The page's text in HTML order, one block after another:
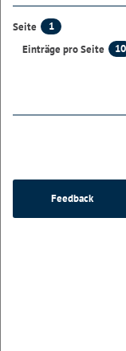
Seite
1
Einträge pro Seite
10
Feedback